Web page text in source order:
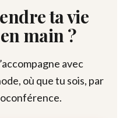
ta vie
main ?
avec
où que tu sois, par